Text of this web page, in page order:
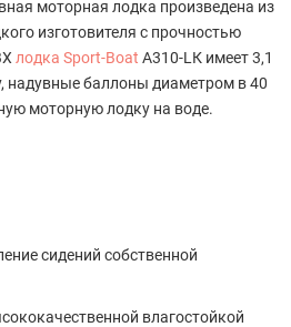
моторная лодка произведена из
изготовителя с прочностью
лодка Sport-Boat A310-LК имеет 3,1
надувные баллоны диаметром в 40
моторную лодку на воде.
сидений собственной
влагостойкой